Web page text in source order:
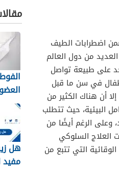
اضطرابات الطيف
من دول العالم
على طبيعة تواصل
في سن ما قبل
أن هناك الكثير من
البيئية، حيث تتطلب
وعلى الرغم أيضًا من
العلاج السلوكي
التي تتبع من
هل
مفيد